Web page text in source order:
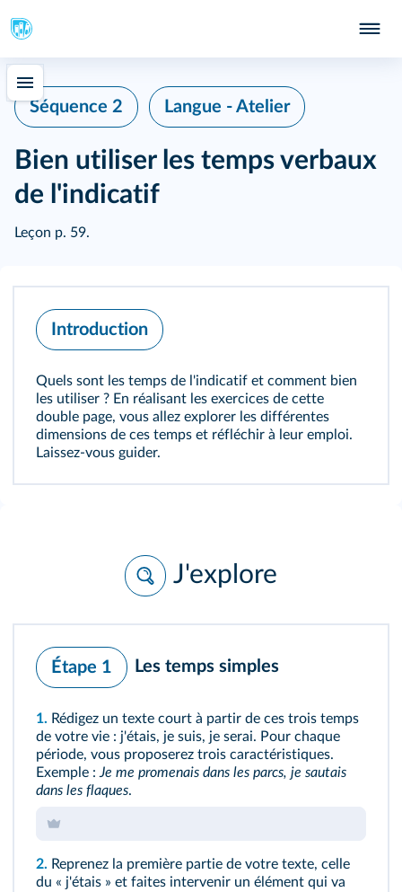
Séquence 2 Langue - Atelier
Bien utiliser les temps verbaux
de l'indicatif
Leçon p. 59.
Introduction
Quels sont les temps de l'indicatif et comment bien
les utiliser ? En réalisant les exercices de cette
double page, vous allez explorer les différentes
dimensions de ces temps et réfléchir à leur emploi.
Laissez-vous guider.
J'explore
Étape 1 Les temps simples
1. Rédigez un texte court à partir de ces trois temps
de votre vie : j'étais, je suis, je serai. Pour chaque
période, vous proposerez trois caractéristiques.
Exemple : Je me promenais dans les parcs, je sautais
dans les flaques.
2. Reprenez la première partie de votre texte, celle
du « j'étais » et faites intervenir un élément qui va